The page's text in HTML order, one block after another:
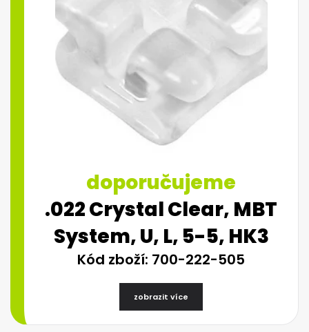
doporučujeme
.022 Crystal Clear, MBT
System, U, L, 5-5, HK3
Kód zboží: 700-222-505
zobrazit více